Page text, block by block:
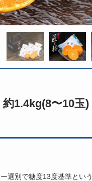
1.4kg(8〜10玉)
選別で糖度13度基準とい